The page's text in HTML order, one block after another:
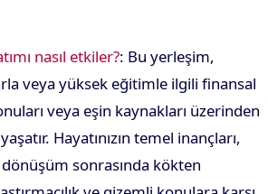
nasıl etkiler?: Bu yerleşim,
veya yüksek eğitimle ilgili finansal
veya eşin kaynakları üzerinden
Hayatınızın temel inançları,
sonrasında kökten